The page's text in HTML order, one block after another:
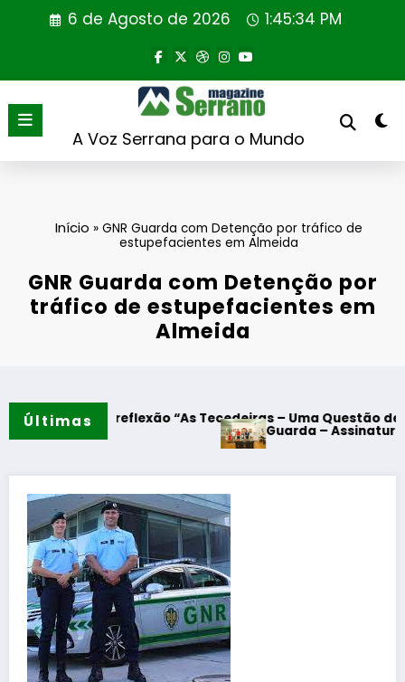
6 de Agosto de 2026 1:45:35 PM
A Voz Serrana para o Mundo
Início » GNR Guarda com Detenção por tráfico de
estupefacientes em Almeida
GNR Guarda com Detenção por
tráfico de estupefacientes em
Almeida
Últimas
reflexão “As Tecedeiras – Uma Questão de Mulheres e
Guarda – Assinatura dos